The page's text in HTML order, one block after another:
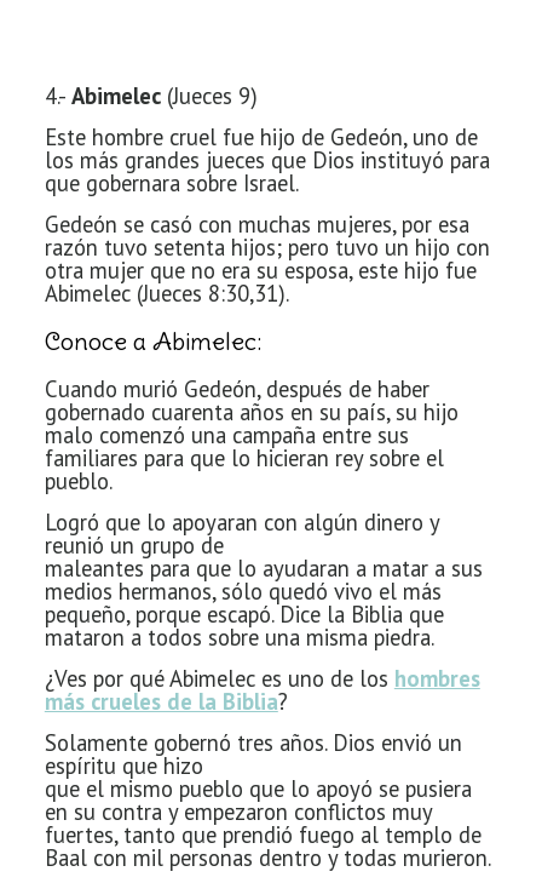
4.- Abimelec(Jueces 9)
Este hombre cruel fue hijo de Gedeón, uno de
los más grandes jueces que Dios instituyó para
que gobernara sobre Israel.
Gedeón se casó con muchas mujeres, por esa
razón tuvo setenta hijos; pero tuvo un hijo con
otra mujer que no era su esposa, este hijo fue
Abimelec (Jueces 8:30,31).
Conoce a Abimelec:
Cuando murió Gedeón, después de haber
gobernado cuarenta años en su país, su hijo
malo comenzó una campaña entre sus
familiares para que lo hicieran rey sobre el
pueblo.
Logró que lo apoyaran con algún dinero y
reunió un grupo de
maleantes para que lo ayudaran a matar a sus
medios hermanos, sólo quedó vivo el más
pequeño, porque escapó. Dice la Biblia que
mataron a todos sobre una misma piedra.
¿Ves por qué Abimelec es uno de los hombres
más crueles de la Biblia?
Solamente gobernó tres años. Dios envió un
espíritu que hizo
que el mismo pueblo que lo apoyó se pusiera
en su contra y empezaron conflictos muy
fuertes, tanto que prendió fuego al templo de
Baal con mil personas dentro y todas murieron.